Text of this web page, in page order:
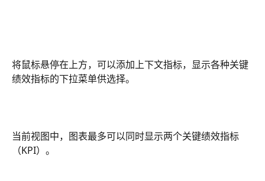
将鼠标悬停在上方，可以添加上下文指标，显示各种关键
绩效指标的下拉菜单供选择。
当前视图中，图表最多可以同时显示两个关键绩效指标
（KPI）。